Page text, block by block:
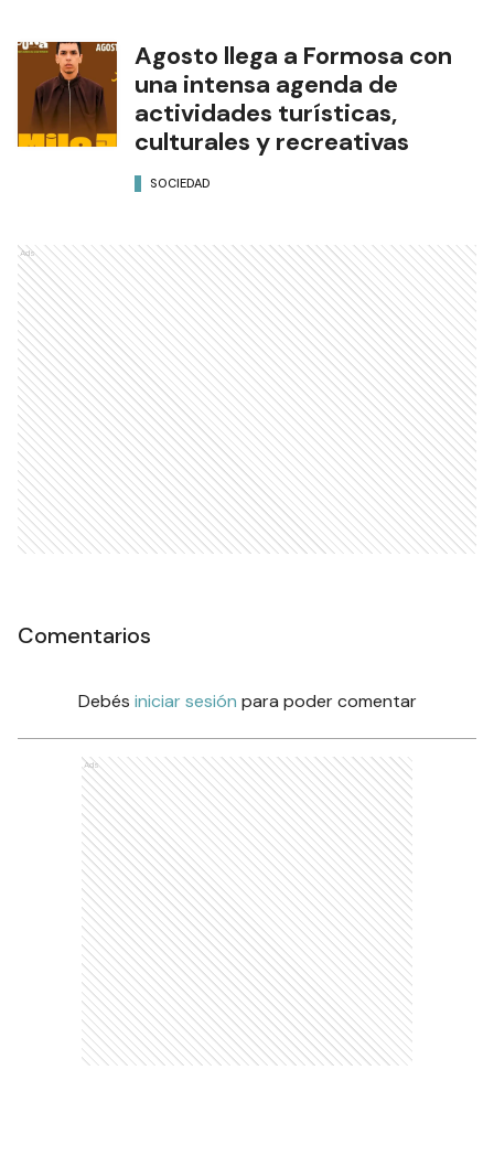
Agosto llega a Formosa con
una intensa agenda de
actividades turísticas,
culturales y recreativas
SOCIEDAD
Ads
Comentarios
Debés iniciar sesión para poder comentar
Ads